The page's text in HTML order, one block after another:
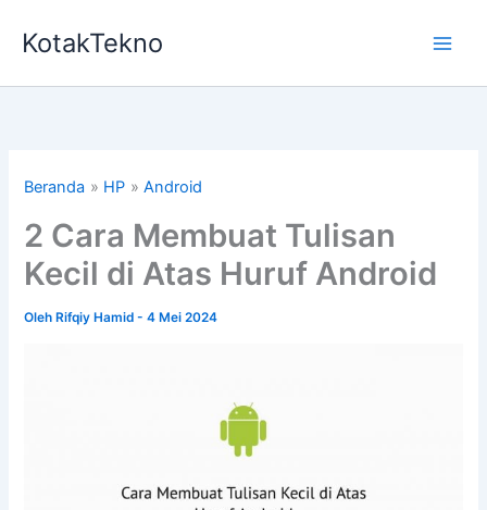
KotakTekno
Beranda HP Android
2 Cara Membuat Tulisan
Kecil di Atas Huruf Android
Oleh Rifqiy Hamid-4 Mei 2024